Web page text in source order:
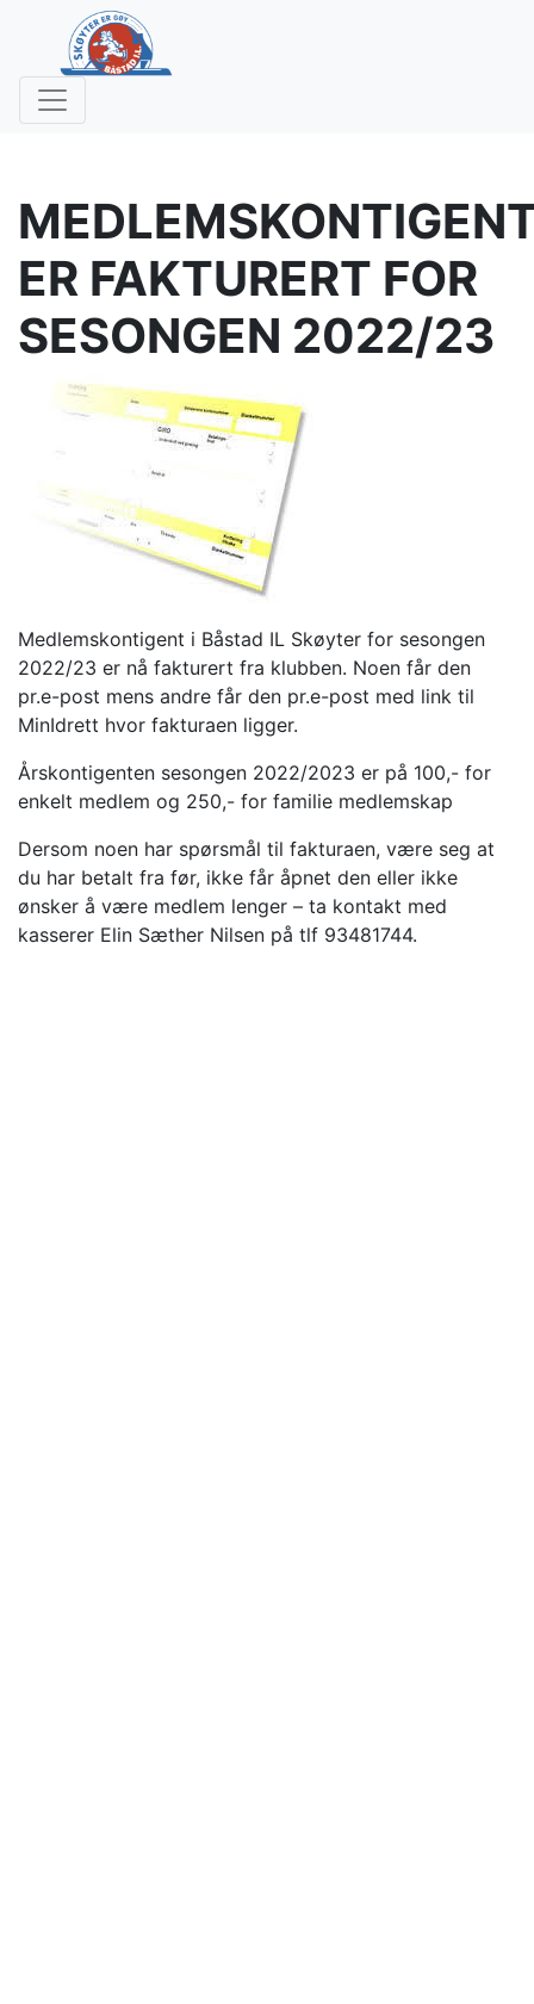
ER FAKTURERT FOR
SESONGEN 2022/23
Medlemskontigent i Båstad IL Skøyter for sesongen
2022/23 er nå fakturert fra klubben. Noen får den
pr.e-post mens andre får den pr.e-post med link til
MinIdrett hvor fakturaen ligger.
Årskontigenten sesongen 2022/2023 er på 100,- for
enkelt medlem og 250,- for familie medlemskap
Dersom noen har spørsmål til fakturaen, være seg at
du har betalt fra før, ikke får åpnet den eller ikke
ønsker å være medlem lenger – ta kontakt med
kasserer Elin Sæther Nilsen på tlf 93481744.